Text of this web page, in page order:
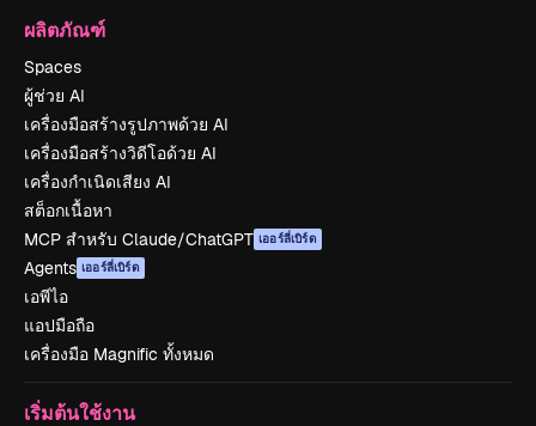
ผลิตภัณฑ์
Spaces
ผู้ช่วย AI
เครื่องมือสร้างรูปภาพด้วย AI
เครื่องมือสร้างวิดีโอด้วย AI
เครื่องกำเนิดเสียง AI
สต็อกเนื้อหา
MCP สำหรับ Claude/ChatGPT เออร์ลี่เบิร์ด
Agents เออร์ลี่เบิร์ด
เอพีไอ
แอปมือถือ
เครื่องมือ Magnific ทั้งหมด
เริ่มต้นใช้งาน